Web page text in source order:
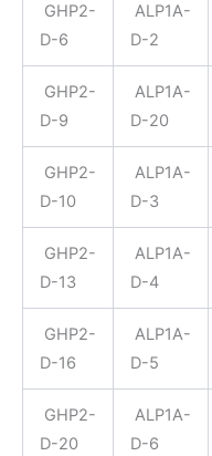
GHP2-
D-6
ALP1A-
D-2
GHP2-
D-9
ALP1A-
D-20
GHP2-
D-10
ALP1A-
D-3
GHP2-
D-13
ALP1A-
D-4
GHP2-
D-16
ALP1A-
D-5
GHP2-
D-20
ALP1A-
D-6